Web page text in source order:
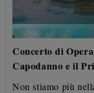
Concerto di
Capodanno e il
Non stiamo più